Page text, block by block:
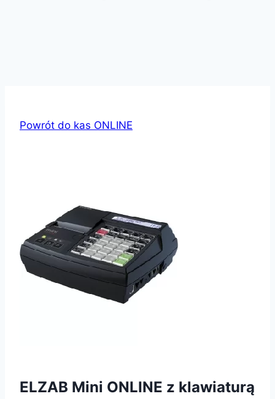
Powrót do kas ONLINE
ELZAB Mini ONLINE z klawiaturą